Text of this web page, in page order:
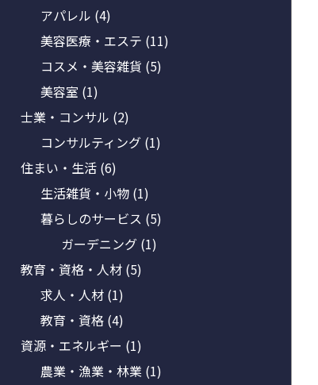
アパレル (4)
美容医療・エステ (11)
コスメ・美容雑貨 (5)
美容室 (1)
士業・コンサル (2)
コンサルティング (1)
住まい・生活 (6)
生活雑貨・小物 (1)
暮らしのサービス (5)
ガーデニング (1)
教育・資格・人材 (5)
求人・人材 (1)
教育・資格 (4)
資源・エネルギー (1)
農業・漁業・林業 (1)